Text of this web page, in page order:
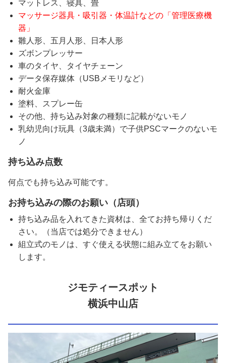
マットレス、寝具、畳
マッサージ器具・吸引器・体温計などの「管理医療機
器」
雛人形、五月人形、日本人形
ズボンプレッサー
車のタイヤ、タイヤチェーン
データ保存媒体（USBメモリなど）
耐火金庫
塗料、スプレー缶
その他、持ち込み対象の種類に記載がないモノ
乳幼児向け玩具（3歳未満）で子供PSCマークのないモ
ノ
持ち込み点数
何点でも持ち込み可能です。
お持ち込みの際のお願い（店頭）
持ち込み品を入れてきた資材は、全てお持ち帰りくだ
さい。（当店では処分できません）
組立式のモノは、すぐ使える状態に組み立てをお願い
します。
ジモティースポット
横浜中山店